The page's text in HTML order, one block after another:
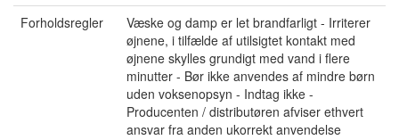
Forholdsregler
Væske og damp er let brandfarligt - Irriterer
øjnene, i tilfælde af utilsigtet kontakt med
øjnene skylles grundigt med vand i flere
minutter - Bør ikke anvendes af mindre børn
uden voksenopsyn - Indtag ikke -
Producenten / distributøren afviser ethvert
ansvar fra anden ukorrekt anvendelse